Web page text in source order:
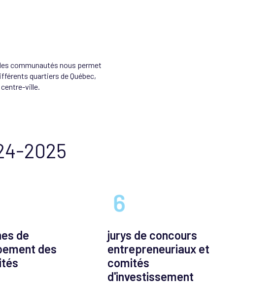
communautés nous permet
quartiers de Québec,
ville.
2025
de
des
jurys de concours
entrepreneuriaux et
comités
d'investissement